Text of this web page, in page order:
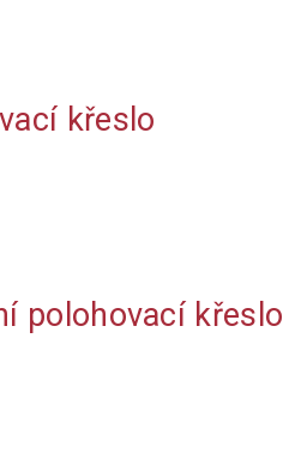
křeslo
polohovací křeslo